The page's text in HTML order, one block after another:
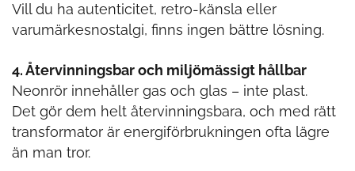
Vill du ha autenticitet, retro-känsla eller
varumärkesnostalgi, finns ingen bättre lösning.
4. Återvinningsbar och miljömässigt hållbar
Neonrör innehåller gas och glas – inte plast.
Det gör dem helt återvinningsbara, och med rätt
transformator är energiförbrukningen ofta lägre
än man tror.